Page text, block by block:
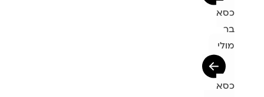
כסא
בר
מולי
כסא